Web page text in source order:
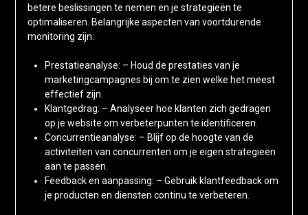
betere beslissingen te nemen en je strategieën te
optimaliseren. Belangrijke aspecten van voortdurende
monitoring zijn:
Prestatieanalyse: – Houd de prestaties van je
marketingcampagnes bij om te zien welke het meest
effectief zijn.
Klantgedrag: – Analyseer hoe klanten zich gedragen
op je website om verbeterpunten te identificeren.
Concurrentieanalyse: – Blijf op de hoogte van de
activiteiten van concurrenten om je eigen strategieën
aan te passen.
Feedback en aanpassing: – Gebruik klantfeedback om
je producten en diensten continu te verbeteren.